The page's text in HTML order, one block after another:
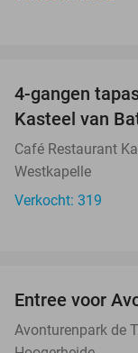
4-gangen
Kasteel van
Café Restaurant
Westkapelle
Verkocht: 319
Entree voor
Avonturenpark de